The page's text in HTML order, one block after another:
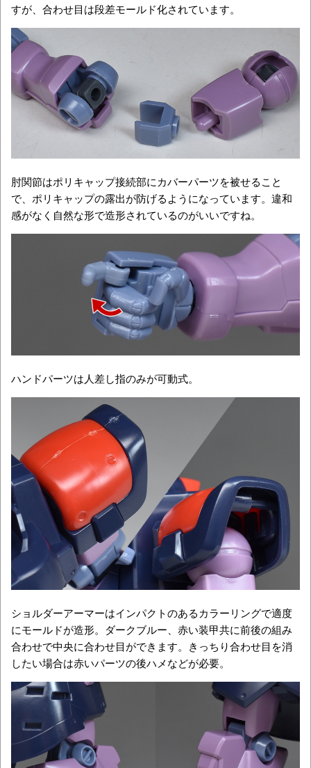
すが、合わせ目は段差モールド化されています。
肘関節はポリキャップ接続部にカバーパーツを被せること
で、ポリキャップの露出が防げるようになっています。違和
感がなく自然な形で造形されているのがいいですね。
ハンドパーツは人差し指のみが可動式。
ショルダーアーマーはインパクトのあるカラーリングで適度
にモールドが造形。ダークブルー、赤い装甲共に前後の組み
合わせで中央に合わせ目ができます。きっちり合わせ目を消
したい場合は赤いパーツの後ハメなどが必要。